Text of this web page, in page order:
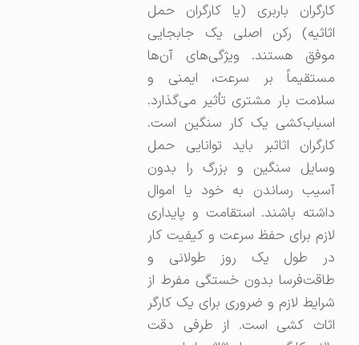
کارگران باربری (یا کارگران حمل
اثاثیه) رکن اصلی یک جابجایی
موفق هستند. ویژگی‌های آن‌ها
مستقیماً بر سرعت، ایمنی و
سلامت بار مشتری تأثیر می‌گذارد.
اسباب‌کشی یک کار سنگین است.
کارگران اثاثبر باید توانایی حمل
وسایل سنگین و بزرگ را بدون
آسیب رساندن به خود یا اموال
داشته باشند. استقامت و پایداری
لازم برای حفظ سرعت و کیفیت کار
در طول یک روز طولانی و
طاقت‌فرسا بدون خستگی مفرط از
شرایط لازم و ضروری برای یک کارگر
اثاث کشی است. از طرفی دقت